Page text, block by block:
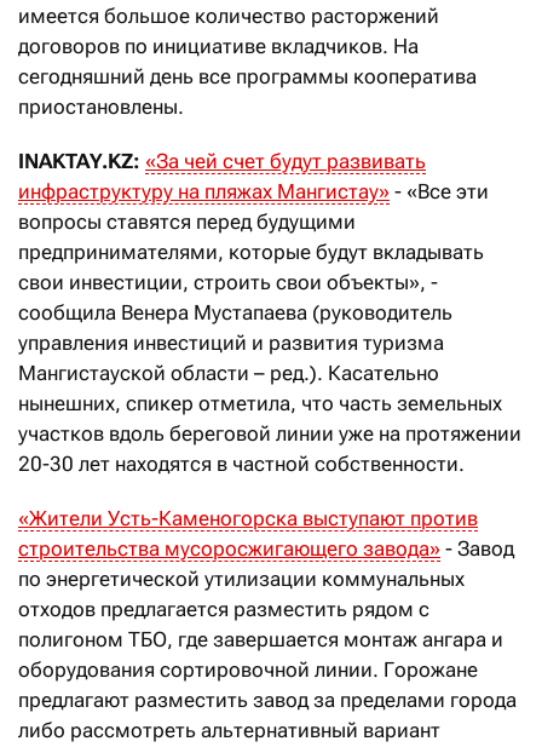
имеется большое количество расторжений
договоров по инициативе вкладчиков. На
сегодняшний день все программы кооператива
приостановлены.
INAKTAY.KZ: «За чей счет будут развивать
инфраструктуру на пляжах Мангистау» - «Все эти
вопросы ставятся перед будущими
предпринимателями, которые будут вкладывать
свои инвестиции, строить свои объекты», -
сообщила Венера Мустапаева (руководитель
управления инвестиций и развития туризма
Мангистауской области – ред.). Касательно
нынешних, спикер отметила, что часть земельных
участков вдоль береговой линии уже на протяжении
20-30 лет находятся в частной собственности.
«Жители Усть-Каменогорска выступают против
строительства мусоросжигающего завода» - Завод
по энергетической утилизации коммунальных
отходов предлагается разместить рядом с
полигоном ТБО, где завершается монтаж ангара и
оборудования сортировочной линии. Горожане
предлагают разместить завод за пределами города
либо рассмотреть альтернативный вариант